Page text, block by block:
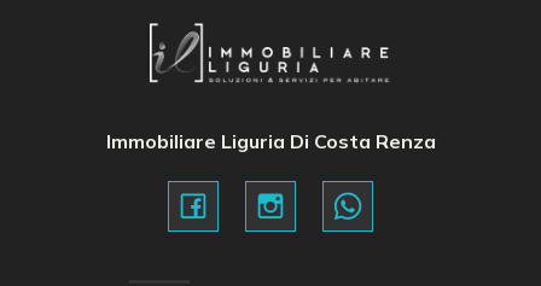
Immobiliare Liguria Di Costa Renza